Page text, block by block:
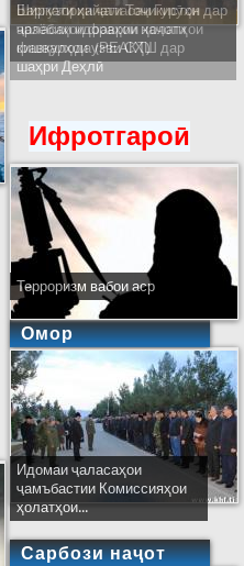
Ширкати ҳайати Тоҷикистон дар
ҷаласаи идораҳои наҷоти
кишварҳои узви СҲШ дар
шаҳри Деҳлӣ
Ифротгароӣ
Терроризм вабои аср
Омор
Идомаи ҷаласаҳои
ҷамъбастии Комиссияҳои
ҳолатҳои...
Сарбози наҷот